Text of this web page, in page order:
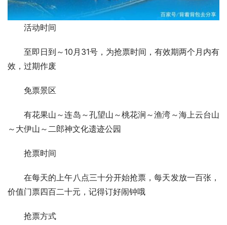
活动时间
至即日到～10月31号，为抢票时间，有效期两个月内有
效，过期作废
免票景区
有花果山～连岛～孔望山～桃花涧～渔湾～海上云台山
～大伊山～二郎神文化遗迹公园
抢票时间
在每天的上午八点三十分开始抢票，每天发放一百张，
价值门票四百二十元，记得订好闹钟哦
抢票方式